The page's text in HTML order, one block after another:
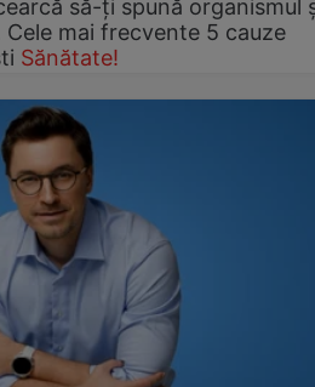
să-ți spună organismul
mai frecvente 5 cauze
Sănătate!